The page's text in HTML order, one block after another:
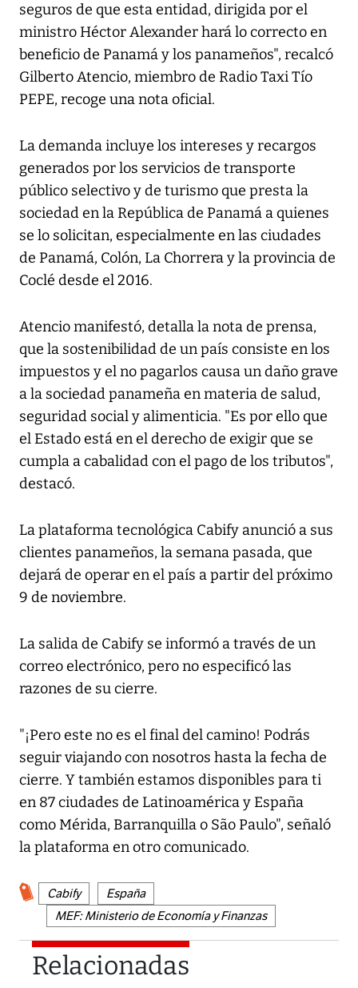
seguros de que esta entidad, dirigida por el
ministro Héctor Alexander hará lo correcto en
beneficio de Panamá y los panameños", recalcó
Gilberto Atencio, miembro de Radio Taxi Tío
PEPE, recoge una nota oficial.
La demanda incluye los intereses y recargos
generados por los servicios de transporte
público selectivo y de turismo que presta la
sociedad en la República de Panamá a quienes
se lo solicitan, especialmente en las ciudades
de Panamá, Colón, La Chorrera y la provincia de
Coclé desde el 2016.
Atencio manifestó, detalla la nota de prensa,
que la sostenibilidad de un país consiste en los
impuestos y el no pagarlos causa un daño grave
a la sociedad panameña en materia de salud,
seguridad social y alimenticia. "Es por ello que
el Estado está en el derecho de exigir que se
cumpla a cabalidad con el pago de los tributos",
destacó.
La plataforma tecnológica Cabify anunció a sus
clientes panameños, la semana pasada, que
dejará de operar en el país a partir del próximo
9 de noviembre.
La salida de Cabify se informó a través de un
correo electrónico, pero no especificó las
razones de su cierre.
"¡Pero este no es el final del camino! Podrás
seguir viajando con nosotros hasta la fecha de
cierre. Y también estamos disponibles para ti
en 87 ciudades de Latinoamérica y España
como Mérida, Barranquilla o São Paulo", señaló
la plataforma en otro comunicado.
Cabify
España
MEF: Ministerio de Economía y Finanzas
Relacionadas